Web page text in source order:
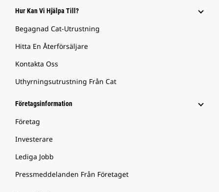
Hur Kan Vi Hjälpa Till?
Begagnad Cat-Utrustning
Hitta En Återförsäljare
Kontakta Oss
Uthyrningsutrustning Från Cat
Företagsinformation
Företag
Investerare
Lediga Jobb
Pressmeddelanden Från Företaget